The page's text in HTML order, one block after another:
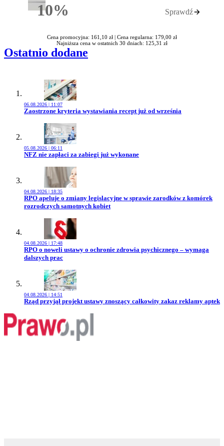
10%Rabatu Sprawdź
Cena promocyjna: 161,10 zł | Cena regularna: 179,00 zł
Najniższa cena w ostatnich 30 dniach: 125,31 zł
Ostatnio dodane
06.08.2026 | 11:07
Przejdź do artykułu:
Zaostrzone kryteria wystawiania recept już od września
05.08.2026 | 06:11
Przejdź do artykułu:
NFZ nie zapłaci za zabiegi już wykonane
04.08.2026 | 18:35
Przejdź do artykułu:
RPO apeluje o zmiany legislacyjne w sprawie zarodków z komórek
rozrodczych samotnych kobiet
04.08.2026 | 17:48
Przejdź do artykułu:
RPO o noweli ustawy o ochronie zdrowia psychicznego – wymaga
dalszych prac
04.08.2026 | 14:51
Przejdź do artykułu:
Rząd przyjął projekt ustawy znoszący całkowity zakaz reklamy aptek